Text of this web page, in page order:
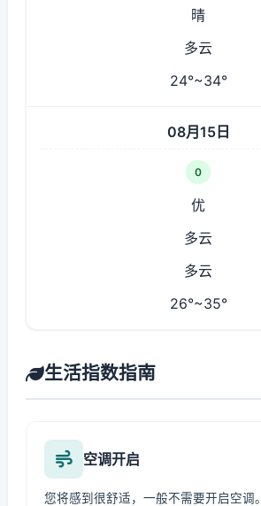
晴
多云
24°~34°
08月15日
0
优
多云
多云
26°~35°
生活指数指南
空调开启
您将感到很舒适，一般不需要开启空调。